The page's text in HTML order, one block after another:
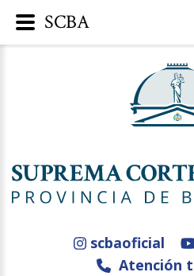
scbaoficial
Atención
SCBA